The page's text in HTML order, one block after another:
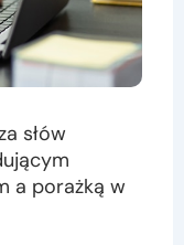
słów
a porażką w